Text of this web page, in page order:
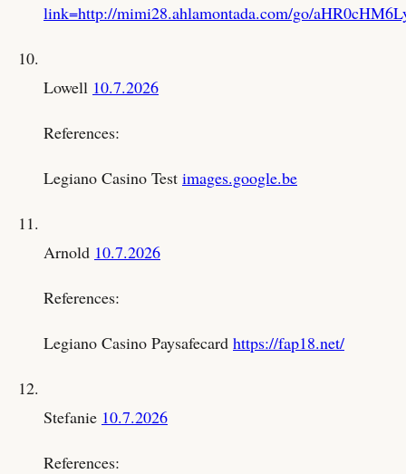
link=http://mimi28.ahlamontada.com/go/
Lowell 10.7.2026
References:
Legiano Casino Test images.google.be
Arnold 10.7.2026
References:
Legiano Casino Paysafecard https://fap18.net/
Stefanie 10.7.2026
References: